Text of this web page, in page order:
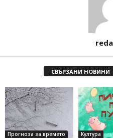
СВЪРЗАНИ НОВИНИ
Прогноза за времето Култура